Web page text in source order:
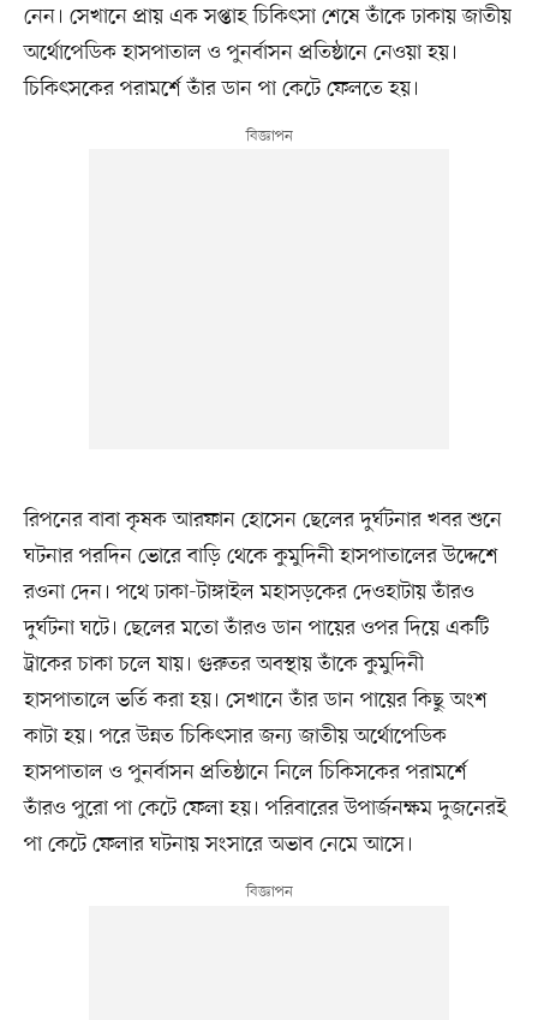
নেন। সেখানে প্রায় এক সপ্তাহ চিকিৎসা শেষে তাঁকে ঢাকায় জাতীয়
অর্থোপেডিক হাসপাতাল ও পুনর্বাসন প্রতিষ্ঠানে নেওয়া হয়।
চিকিৎসকের পরামর্শে তাঁর ডান পা কেটে ফেলতে হয়।
রিপনের বাবা কৃষক আরফান হোসেন ছেলের দুর্ঘটনার খবর শুনে
ঘটনার পরদিন ভোরে বাড়ি থেকে কুমুদিনী হাসপাতালের উদ্দেশে
রওনা দেন। পথে ঢাকা-টাঙ্গাইল মহাসড়কের দেওহাটায় তাঁরও
দুর্ঘটনা ঘটে। ছেলের মতো তাঁরও ডান পায়ের ওপর দিয়ে একটি
ট্রাকের চাকা চলে যায়। গুরুতর অবস্থায় তাঁকে কুমুদিনী
হাসপাতালে ভর্তি করা হয়। সেখানে তাঁর ডান পায়ের কিছু অংশ
কাটা হয়। পরে উন্নত চিকিৎসার জন্য জাতীয় অর্থোপেডিক
হাসপাতাল ও পুনর্বাসন প্রতিষ্ঠানে নিলে চিকিসকের পরামর্শে
তাঁরও পুরো পা কেটে ফেলা হয়। পরিবারের উপার্জনক্ষম দুজনেরই
পা কেটে ফেলার ঘটনায় সংসারে অভাব নেমে আসে।